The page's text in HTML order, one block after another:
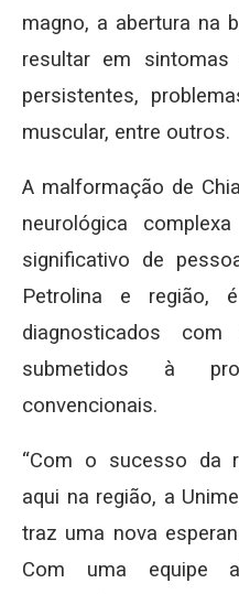
magno, a abertura na
resultar em
persistentes,
muscular, entre outros.
A malformação de
neurológica
significativo de
Petrolina e região,
diagnosticados
submetidos à
convencionais.
“Com o sucesso da
aqui na região, a
traz uma nova
Com uma equipe